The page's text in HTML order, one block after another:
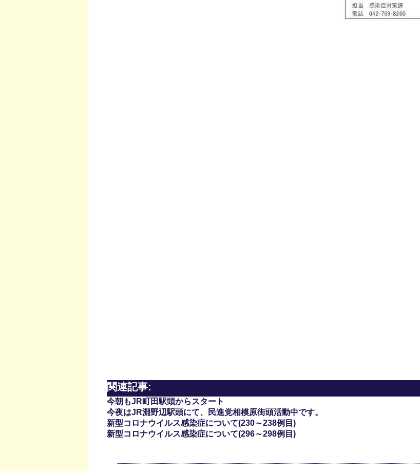
関連記事:
今朝もJR町田駅頭からスタート
今夜はJR淵野辺駅頭にて、民進党相模原街頭活動中です。
新型コロナウイルス感染症について(230～238例目)
新型コロナウイルス感染症について(296～298例目)